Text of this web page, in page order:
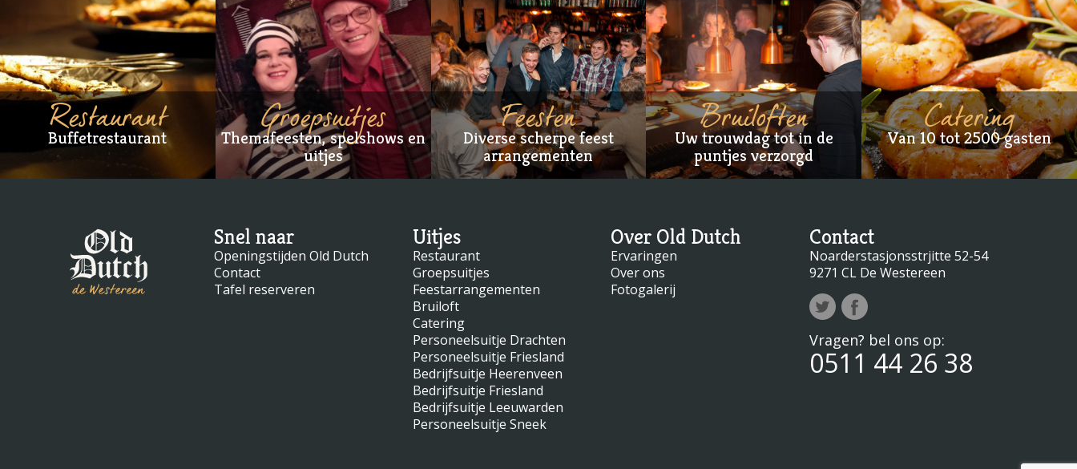
Restaurant
Buffetrestaurant Groepsuitjes
Themafeesten, spelshows en
uitjes
Feesten
Diverse scherpe feest
arrangementen
Bruiloften
Uw trouwdag tot in de
puntjes verzorgd
Catering
Van 10 tot 2500 gasten
Snel naar
Openingstijden Old Dutch
Contact
Tafel reserveren
Uitjes
Restaurant
Groepsuitjes
Feestarrangementen
Bruiloft
Catering
Personeelsuitje Drachten
Personeelsuitje Friesland
Bedrijfsuitje Heerenveen
Bedrijfsuitje Friesland
Bedrijfsuitje Leeuwarden
Personeelsuitje Sneek
Over Old Dutch
Ervaringen
Over ons
Fotogalerij
Contact
Noarderstasjonsstrjitte 52-54
9271 CL De Westereen
Vragen? bel ons op:
0511 44 26 38